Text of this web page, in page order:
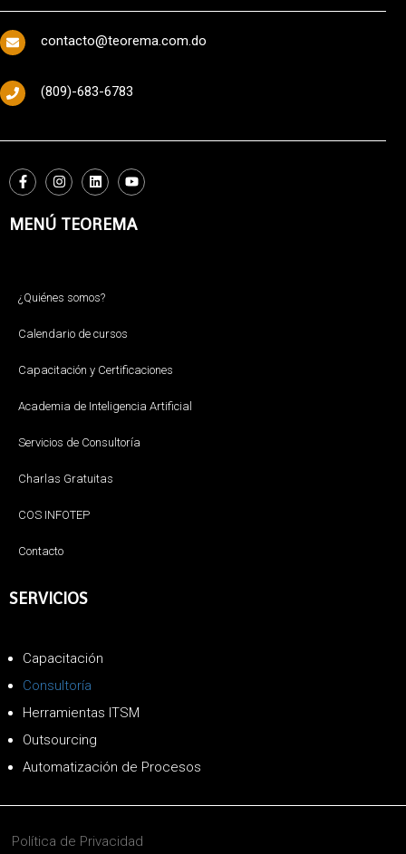
contacto@teorema.com.do
(809)-683-6783
MENÚ TEOREMA
¿Quiénes somos?
Calendario de cursos
Capacitación y Certificaciones
Academia de Inteligencia Artificial
Servicios de Consultoría
Charlas Gratuitas
COS INFOTEP
Contacto
SERVICIOS
Capacitación
Consultoría
Herramientas ITSM
Outsourcing
Automatización de Procesos
Política de Privacidad